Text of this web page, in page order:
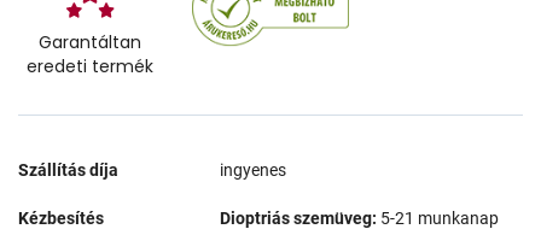
Garantáltan
eredeti termék
Szállítás díja ingyenes
Kézbesítés Dioptriás szemüveg: 5-21 munkanap